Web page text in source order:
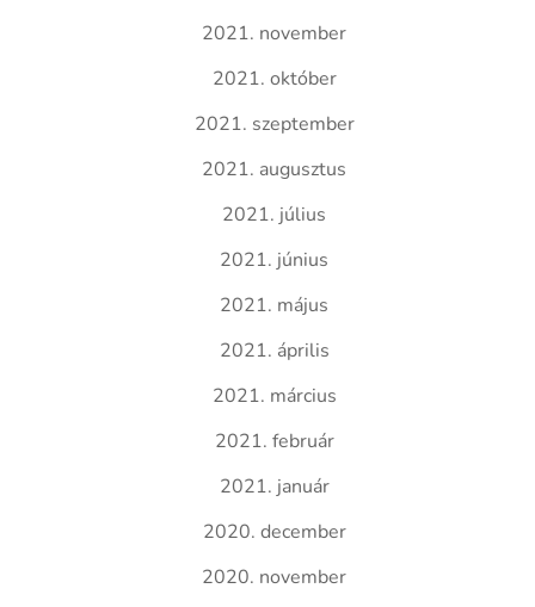
2021. november
2021. október
2021. szeptember
2021. augusztus
2021. július
2021. június
2021. május
2021. április
2021. március
2021. február
2021. január
2020. december
2020. november